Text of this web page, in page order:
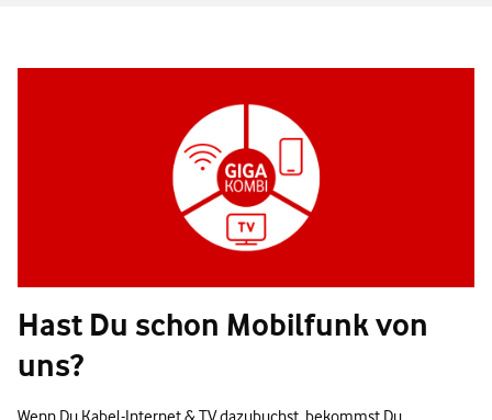
Hast Du schon Mobilfunk von
uns?